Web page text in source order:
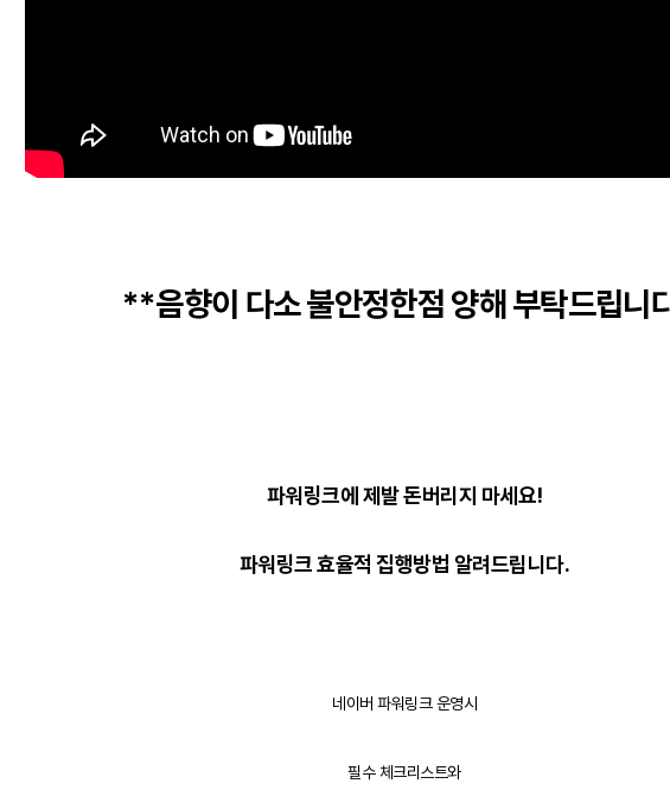
**음향이 다소 불안정한점 양해 부탁드립니
파워링크에 제발 돈버리지 마세요!
파워링크 효율적 집행방법 알려드립니다.
네이버 파워링크 운영시
필수 체크리스트와